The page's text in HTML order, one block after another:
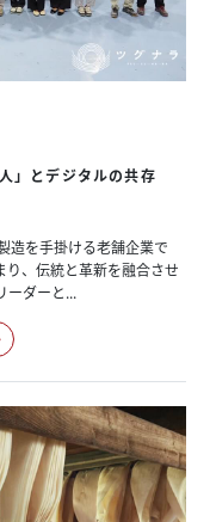
人」とデジタルの共存
造を手掛ける老舗企業で
り、伝統と革新を融合させ
ーダーと...